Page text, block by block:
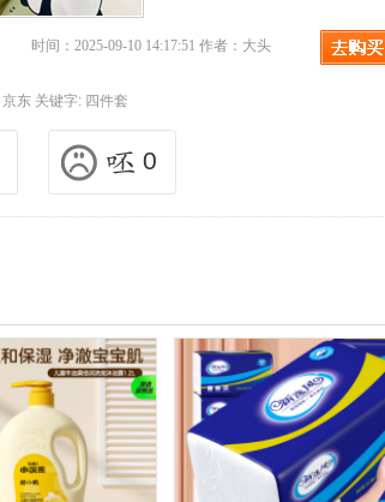
时间：2025-09-10 14:17:51 作者：大头
京东关键字: 四件套
0